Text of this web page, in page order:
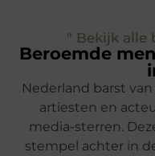
" Bekijk alle
Beroemde
Nederland barst
artiesten en
media-sterren.
stempel achter in